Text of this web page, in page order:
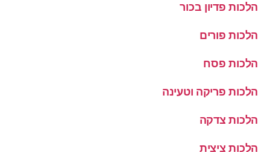
הלכות פדיון בכור
הלכות פורים
הלכות פסח
הלכות פריקה וטעינה
הלכות צדקה
הלכות ציצית